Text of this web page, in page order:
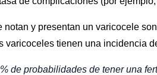
notan y presentan un varicocele
varicoceles tienen una incidencia
de probabilidades de tener una